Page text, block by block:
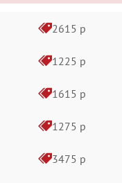
2615 р
1225 р
1615 р
1275 р
3475 р